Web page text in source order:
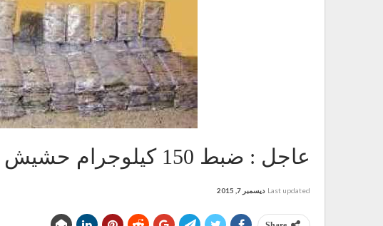
عاجل : ضبط 150 كيلوجرام حشيش في مأرب
Last updated ديسمبر 7, 2015